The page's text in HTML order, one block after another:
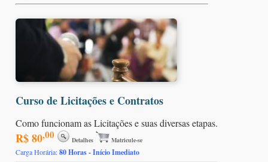
Curso de Licitações e Contratos
Como funcionam as Licitações e suas diversas etapas.
R$ 80,00 Detalhes Matricule-se
Carga Horária:80 Horas - Início Imediato